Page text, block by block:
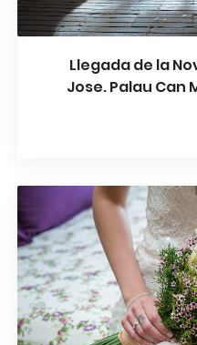
Llegada de la
Jose. Palau Can